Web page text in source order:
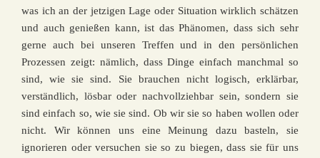
was ich an der jetzigen Lage oder Situation wirklich schätzen
und auch genießen kann, ist das Phänomen, dass sich sehr
gerne auch bei unseren Treffen und in den persönlichen
Prozessen zeigt: nämlich, dass Dinge einfach manchmal so
sind, wie sie sind. Sie brauchen nicht logisch, erklärbar,
verständlich, lösbar oder nachvollziehbar sein, sondern sie
sind einfach so, wie sie sind. Ob wir sie so haben wollen oder
nicht. Wir können uns eine Meinung dazu basteln, sie
ignorieren oder versuchen sie so zu biegen, dass sie für uns